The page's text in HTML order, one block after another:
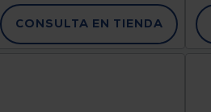
CONSULTA EN TIENDA